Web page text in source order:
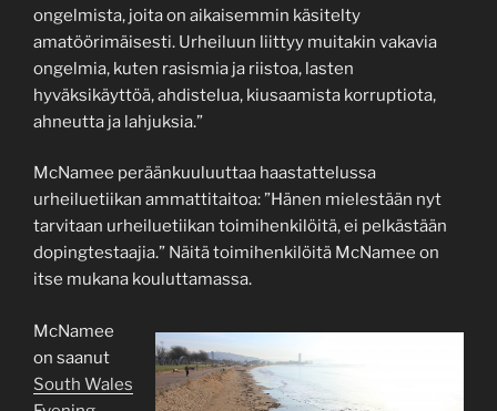
ongelmista, joita on aikaisemmin käsitelty
amatöörimäisesti. Urheiluun liittyy muitakin vakavia
ongelmia, kuten rasismia ja riistoa, lasten
hyväksikäyttöä, ahdistelua, kiusaamista korruptiota,
ahneutta ja lahjuksia.”
McNamee peräänkuuluuttaa haastattelussa
urheiluetiikan ammattitaitoa: ”Hänen mielestään nyt
tarvitaan urheiluetiikan toimihenkilöitä, ei pelkästään
dopingtestaajia.” Näitä toimihenkilöitä McNamee on
itse mukana kouluttamassa.
McNamee
on saanut
South Wales